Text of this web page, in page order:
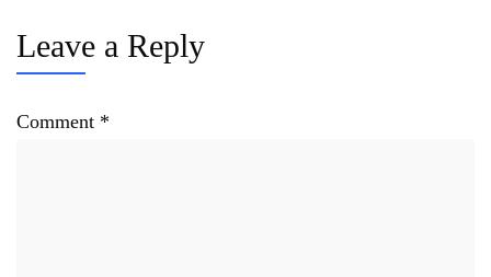
Leave a Reply
Comment *